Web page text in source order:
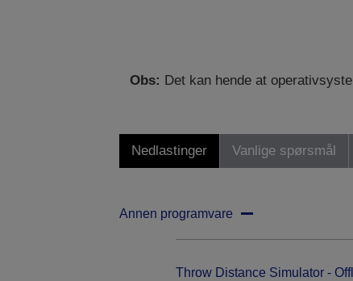
Obs: Det kan hende at
Nedlastinger Vanlige spørsmål
Annen programvare
Throw Distance Simulator -